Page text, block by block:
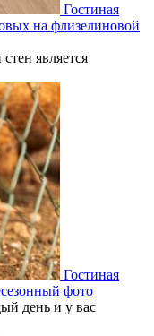
Гостиная
на флизелиновой
является
Гостиная
фото
день и у вас